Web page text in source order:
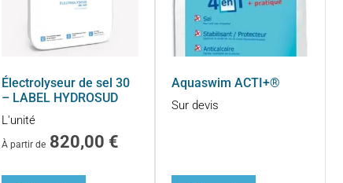
Électrolyseur de sel 30
– LABEL HYDROSUD
L'unité
À partir de 820,00 €
Aquaswim ACTI+®
Sur devis